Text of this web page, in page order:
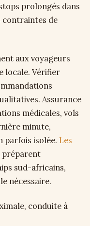
prolongés dans
contraintes de
aux voyageurs
locale. Vérifier
Assurance
médicales, vols
minute,
parfois isolée. Les
préparent
sud-africains,
nécessaire.
conduite à